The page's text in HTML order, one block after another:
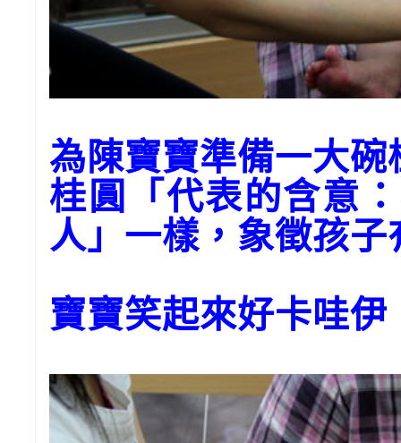
為陳寶寶準備一大碗
桂圓「代表的含意
人」一樣，象徵孩子
寶寶笑起來好卡哇伊